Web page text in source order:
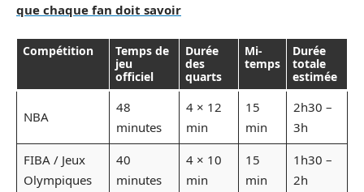
que chaque fan doit savoir
Compétition
Temps de
jeu
officiel
Durée
des
quarts
Mi-
temps
Durée
totale
estimée
NBA
48
minutes
4 × 12
min
15
min
2h30 –
3h
FIBA / Jeux
Olympiques
40
minutes
4 × 10
min
15
min
1h30 –
2h